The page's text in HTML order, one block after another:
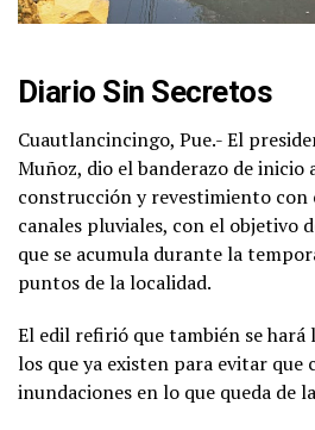
Diario Sin Secretos
Cuautlancincingo, Pue.- El
Muñoz, dio el banderazo de inicio
construcción y revestimiento con
canales pluviales, con el objetivo
que se acumula durante la
puntos de la localidad.
El edil refirió que también se hará
los que ya existen para evitar que
inundaciones en lo que queda de